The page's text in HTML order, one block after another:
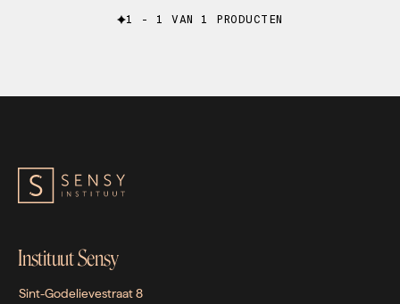
1 - 1 VAN 1 PRODUCTEN
Instituut Sensy
Sint-Godelievestraat 8